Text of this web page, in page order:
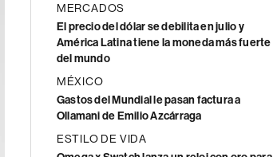
MERCADOS
El precio del dólar se debilita en julio y
América Latina tiene la moneda más fuerte
del mundo
MÉXICO
Gastos del Mundial le pasan factura a
Ollamani de Emilio Azcárraga
ESTILO DE VIDA